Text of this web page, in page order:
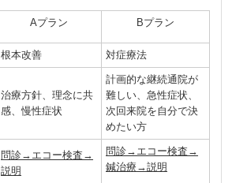
Aプラン Bプラン
根本改善 対症療法
治療方針、理念に共
感、慢性症状
計画的な継続通院が
難しい、急性症状、
次回来院を自分で決
めたい方
問診→エコー検査→
説明
問診→エコー検査→
鍼治療→説明